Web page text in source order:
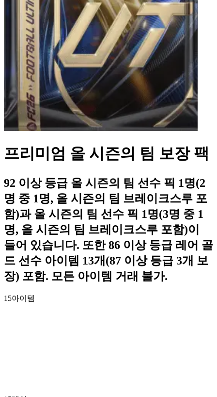
프리미엄 올 시즌의 팀 보장 팩
92 이상 등급 올 시즌의 팀 선수 픽 1명(2
명 중 1명, 올 시즌의 팀 브레이크스루 포
함)과 올 시즌의 팀 선수 픽 1명(3명 중 1
명, 올 시즌의 팀 브레이크스루 포함)이
들어 있습니다. 또한 86 이상 등급 레어 골
드 선수 아이템 13개(87 이상 등급 3개 보
장) 포함. 모든 아이템 거래 불가.
15아이템